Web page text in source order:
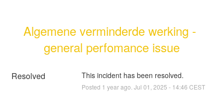
Algemene verminderde werking -
general perfomance issue
Resolved This incident has been resolved.
Posted 1 year ago. Jul 01 2025 - 14:46 CEST